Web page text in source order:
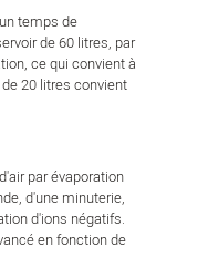
temps de
de 60 litres, par
ce qui convient à
20 litres convient
par évaporation
d'une minuterie,
d'ions négatifs.
en fonction de